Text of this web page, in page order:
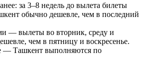
за 3–8 недель до вылета билеты
обычно дешевле, чем в последний
— вылеты во вторник, среду и
чем в пятницу и воскресенье.
— Ташкент выполняются по